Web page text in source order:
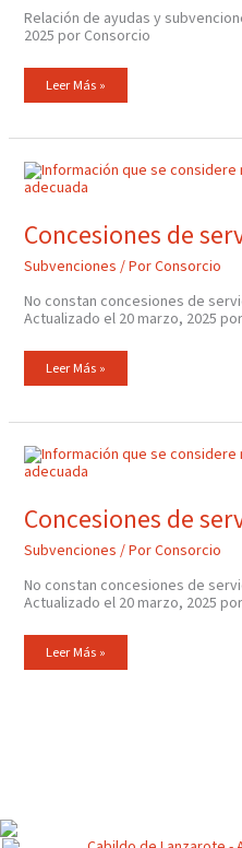
Relación de ayudas y
2025 por Consorcio
Leer Más »
Concesiones de
Subvenciones / PorConsorcio
No constan concesiones de
Actualizado el 20 marzo, 2025
Concesiones
De
Servicios
Leer Más »
Concesiones de
Subvenciones / PorConsorcio
No constan concesiones de
Actualizado el 20 marzo, 2025
Concesiones
De
Servicios
Leer Más »